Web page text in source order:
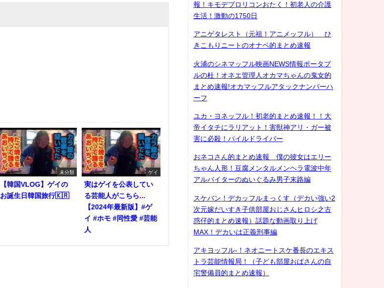
未分類
【韓国VLOG】ゲイの
お誕生日韓国旅行🇰🇷
ゲイ
実はゲイを公表してい
る芸能人がこちら...
【2024年最新版】#ゲ
イ #ホモ #同性愛 #芸能
人
報！キモデブロリコンおたく！初老人の介護
生活！激動の1750日
アニゲタレスト（元祖！アニメッフル） ひ
きこもりニートのオナベ的まとめ速報
火浦のシネマッフル映画NEWS情報ポータブ
ルの杜！オネエ管理人オカマちゃんの鬼女的
まとめ速報!オカマッフルアタックナンバーハ
ーフ
ユカ・ヨネッフル！初老的まとめ速報！！大
帝イタチにラリアット！害獣神アリ・ガー被
害に必殺！パイルドライバー
おネコさん的まとめ速報 僕の彼女はエリー
ちゃん人形！豆腐メンタルメンヘラ電波中年
アルバイターのぬいぐるみ男子末路編
スケバン！デカッフルまっくす（デカい強い2
次元嫁だいすき子供部屋おじさんヒロシ之古
惑仔的まとめ速報）話題な動画取り上げ
MAX！デカいは正義刑事編
アキヨッフル-！ネオニートスケ番長のエキス
トラ芸能情報局！（子ども部屋おばさんの自
宅警備員的まとめ速報）